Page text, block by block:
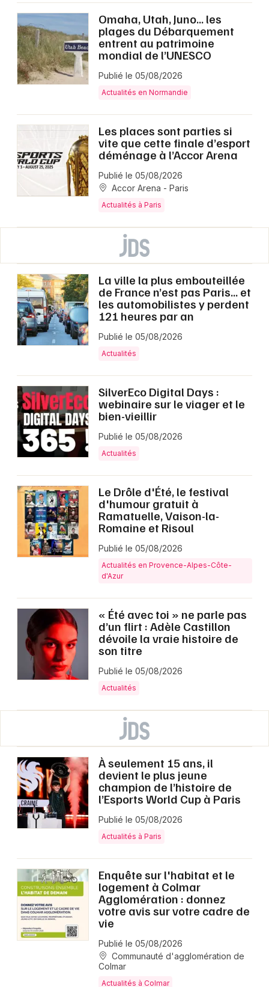
Omaha, Utah, Juno… les
plages du Débarquement
entrent au patrimoine
mondial de l’UNESCO
Publié le 05/08/2026
Actualités en Normandie
Les places sont parties si
vite que cette finale d’esport
déménage à l’Accor Arena
Publié le 05/08/2026
Accor Arena - Paris
Actualités à Paris
La ville la plus embouteillée
de France n’est pas Paris… et
les automobilistes y perdent
121 heures par an
Publié le 05/08/2026
Actualités
SilverEco Digital Days :
webinaire sur le viager et le
bien-vieillir
Publié le 05/08/2026
Actualités
Le Drôle d'Été, le festival
d'humour gratuit à
Ramatuelle, Vaison-la-
Romaine et Risoul
Publié le 05/08/2026
Actualités en Provence-Alpes-Côte-
d'Azur
« Été avec toi » ne parle pas
d’un flirt : Adèle Castillon
dévoile la vraie histoire de
son titre
Publié le 05/08/2026
Actualités
À seulement 15 ans, il
devient le plus jeune
champion de l’histoire de
l’Esports World Cup à Paris
Publié le 05/08/2026
Actualités à Paris
Enquête sur l'habitat et le
logement à Colmar
Agglomération : donnez
votre avis sur votre cadre de
vie
Publié le 05/08/2026
Communauté d'agglomération de
Colmar
Actualités à Colmar